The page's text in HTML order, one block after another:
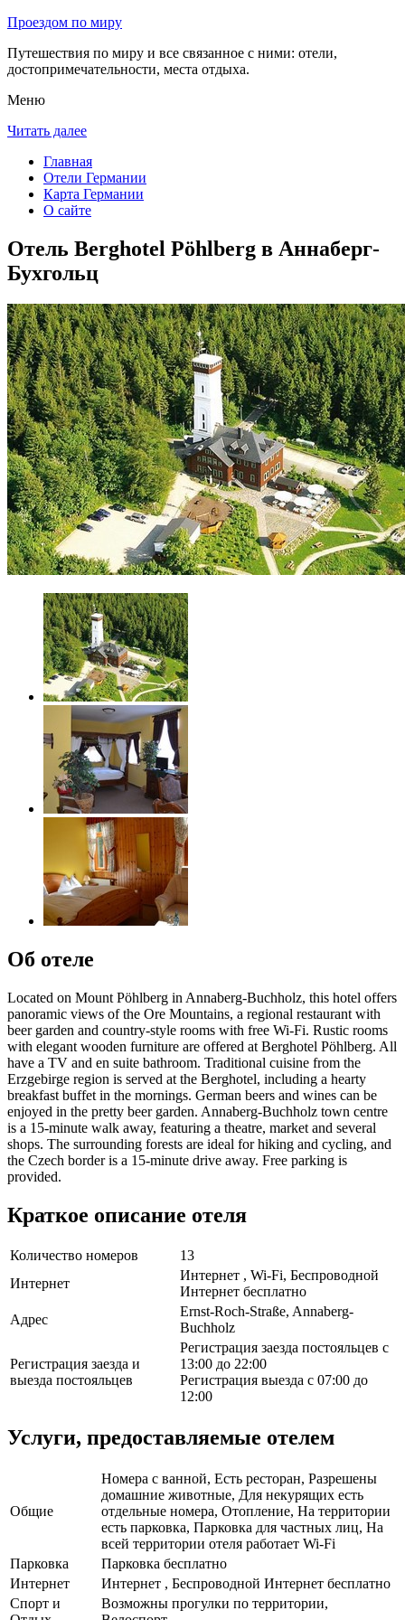
Проездом по миру
Путешествия по миру и все связанное с ними: отели,
достопримечательности, места отдыха.
Меню
Читать далее
Главная
Отели Германии
Карта Германии
О сайте
Отель Berghotel Pöhlberg в Аннаберг-
Бухгольц
Об отеле
Located on Mount Pöhlberg in Annaberg-Buchholz, this hotel offers
panoramic views of the Ore Mountains, a regional restaurant with
beer garden and country-style rooms with free Wi-Fi. Rustic rooms
with elegant wooden furniture are offered at Berghotel Pöhlberg. All
have a TV and en suite bathroom. Traditional cuisine from the
Erzgebirge region is served at the Berghotel, including a hearty
breakfast buffet in the mornings. German beers and wines can be
enjoyed in the pretty beer garden. Annaberg-Buchholz town centre
is a 15-minute walk away, featuring a theatre, market and several
shops. The surrounding forests are ideal for hiking and cycling, and
the Czech border is a 15-minute drive away. Free parking is
provided.
Краткое описание отеля
Количество номеров
13
Интернет
Интернет , Wi-Fi, Беспроводной
Интернет бесплатно
Адрес
Ernst-Roch-Straße, Annaberg-
Buchholz
Регистрация заезда и
выезда постояльцев
Регистрация заезда постояльцев с
13:00 до 22:00
Регистрация выезда с 07:00 до
12:00
Услуги, предоставляемые отелем
Общие
Номера с ванной, Есть ресторан, Разрешены
домашние животные, Для некурящих есть
отдельные номера, Отопление, На территории
есть парковка, Парковка для частных лиц, На
всей территории отеля работает Wi-Fi
Парковка
Парковка бесплатно
Интернет
Интернет , Беспроводной Интернет бесплатно
Спорт и
Возможны прогулки по территории,